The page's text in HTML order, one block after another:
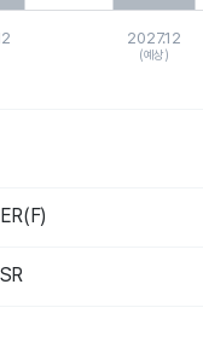
2027.12
(예상)